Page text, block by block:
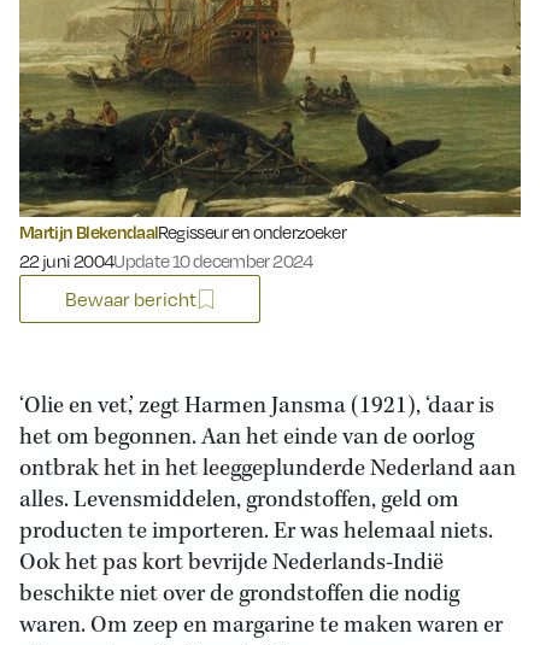
Martijn BlekendaalRegisseur en onderzoeker
Gepubliceerd op:
22 juni 2004Update 10 december 2024
Bewaar bericht
‘Olie en vet,’ zegt Harmen Jansma (1921), ‘daar is
het om begonnen. Aan het einde van de oorlog
ontbrak het in het leeggeplunderde Nederland aan
alles. Levensmiddelen, grondstoffen, geld om
producten te importeren. Er was helemaal niets.
Ook het pas kort bevrijde Nederlands-Indië
beschikte niet over de grondstoffen die nodig
waren. Om zeep en margarine te maken waren er